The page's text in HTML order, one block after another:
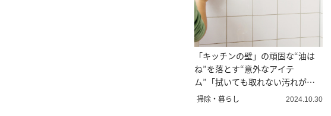
「キッチンの壁」の頑固な“油は
ね”を落とす“意外なアイテ
ム”「拭いても取れない汚れが落
ちる！」
掃除・暮らし 2024.10.30